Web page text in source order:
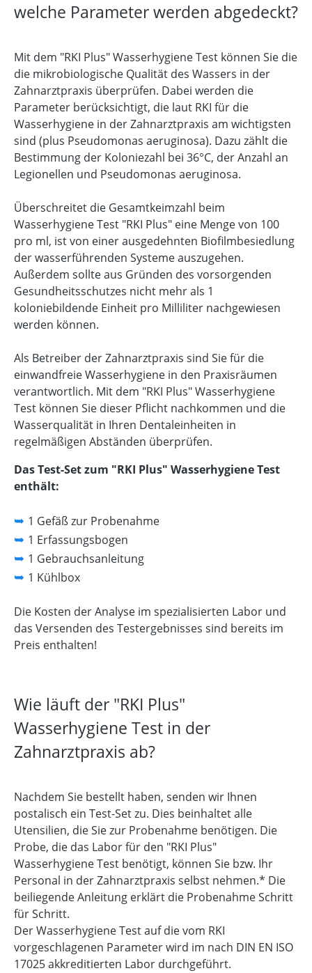
welche Parameter werden abgedeckt?
Mit dem "RKI Plus" Wasserhygiene Test können Sie die
die mikrobiologische Qualität des Wassers in der
Zahnarztpraxis überprüfen. Dabei werden die
Parameter berücksichtigt, die laut RKI für die
Wasserhygiene in der Zahnarztpraxis am wichtigsten
sind (plus Pseudomonas aeruginosa). Dazu zählt die
Bestimmung der Koloniezahl bei 36°C, der Anzahl an
Legionellen und Pseudomonas aeruginosa.
Überschreitet die Gesamtkeimzahl beim
Wasserhygiene Test "RKI Plus" eine Menge von 100
pro ml, ist von einer ausgedehnten Biofilmbesiedlung
der wasserführenden Systeme auszugehen.
Außerdem sollte aus Gründen des vorsorgenden
Gesundheitsschutzes nicht mehr als 1
koloniebildende Einheit pro Milliliter nachgewiesen
werden können.
Als Betreiber der Zahnarztpraxis sind Sie für die
einwandfreie Wasserhygiene in den Praxisräumen
verantwortlich. Mit dem "RKI Plus" Wasserhygiene
Test können Sie dieser Pflicht nachkommen und die
Wasserqualität in Ihren Dentaleinheiten in
regelmäßigen Abständen überprüfen.
Das Test-Set zum "RKI Plus" Wasserhygiene Test
enthält:
➥ 1 Gefäß zur Probenahme
➥ 1 Erfassungsbogen
➥ 1 Gebrauchsanleitung
➥ 1 Kühlbox
Die Kosten der Analyse im spezialisierten Labor und
das Versenden des Testergebnisses sind bereits im
Preis enthalten!
Wie läuft der "RKI Plus"
Wasserhygiene Test in der
Zahnarztpraxis ab?
Nachdem Sie bestellt haben, senden wir Ihnen
postalisch ein Test-Set zu. Dies beinhaltet alle
Utensilien, die Sie zur Probenahme benötigen. Die
Probe, die das Labor für den "RKI Plus"
Wasserhygiene Test benötigt, können Sie bzw. Ihr
Personal in der Zahnarztpraxis selbst nehmen.* Die
beiliegende Anleitung erklärt die Probenahme Schritt
für Schritt.
Der Wasserhygiene Test auf die vom RKI
vorgeschlagenen Parameter wird im nach DIN EN ISO
17025 akkreditierten Labor durchgeführt.